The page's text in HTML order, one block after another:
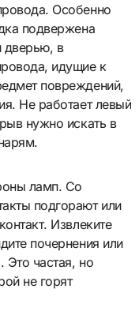
Особенно
подвержена
дверью, в
идущие к
повреждений,
Не работает левый
нужно искать в
ламп. Со
подгорают или
Извлеките
почернения или
Это частая, но
не горят